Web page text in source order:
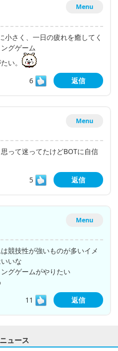
Menu
小さく、一日の疲れを癒してく
グゲーム
い。
6
返信
Menu
って迷ってたけどBOTに自信
5
返信
Menu
競技性が強いものが多いイメ
いな
グゲームがやりたい
11
返信
ュース